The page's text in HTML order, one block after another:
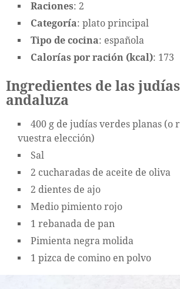
Raciones: 2
Categoría: plato principal
Tipo de cocina: española
Calorías por ración (kcal): 173
Ingredientes de las
andaluza
400 g de judías verdes planas (o
vuestra elección)
Sal
2 cucharadas de aceite de oliva
2 dientes de ajo
Medio pimiento rojo
1 rebanada de pan
Pimienta negra molida
1 pizca de comino en polvo